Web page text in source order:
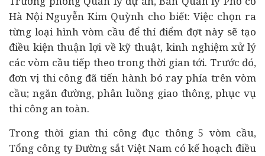
Hà Nội Nguyễn Kim Quỳnh cho biết: Việc chọn ra
từng loại hình vòm cầu để thí điểm đợt này sẽ tạo
điều kiện thuận lợi về kỹ thuật, kinh nghiệm xử lý
các vòm cầu tiếp theo trong thời gian tới. Trước đó,
đơn vị thi công đã tiến hành bó ray phía trên vòm
cầu; ngăn đường, phân luồng giao thông, phục vụ
thi công an toàn.
Trong thời gian thi công đục thông 5 vòm cầu,
Tổng công ty Đường sắt Việt Nam có kế hoạch điều